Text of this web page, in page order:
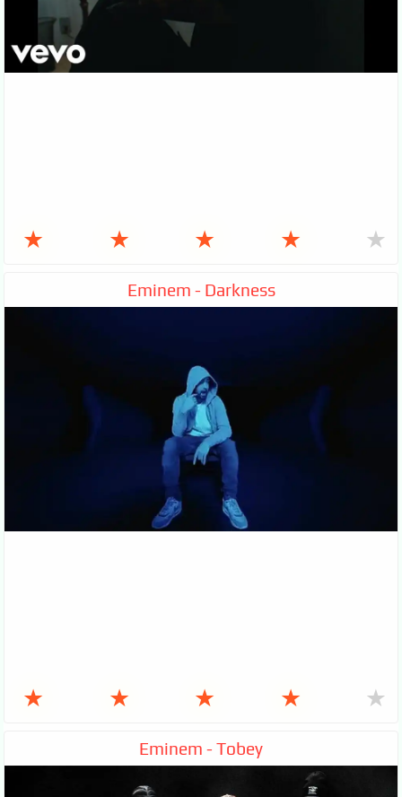
★ ★ ★ ★ ★
Eminem - Darkness
★ ★ ★ ★ ★
Eminem - Tobey